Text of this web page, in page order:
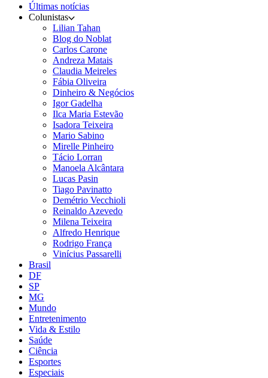
Últimas notícias
Colunistas
Lilian Tahan
Blog do Noblat
Carlos Carone
Andreza Matais
Claudia Meireles
Fábia Oliveira
Dinheiro & Negócios
Igor Gadelha
Ilca Maria Estevão
Isadora Teixeira
Mario Sabino
Mirelle Pinheiro
Tácio Lorran
Manoela Alcântara
Lucas Pasin
Tiago Pavinatto
Demétrio Vecchioli
Reinaldo Azevedo
Milena Teixeira
Alfredo Henrique
Rodrigo França
Vinícius Passarelli
Brasil
DF
SP
MG
Mundo
Entretenimento
Vida & Estilo
Saúde
Ciência
Esportes
Especiais